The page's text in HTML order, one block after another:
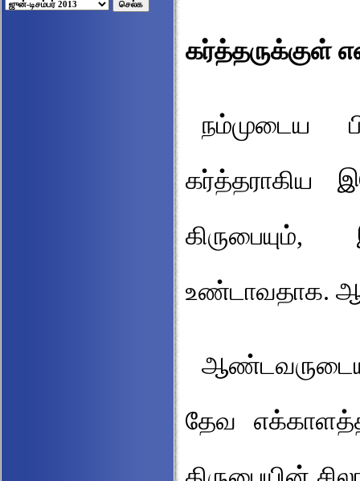
கர்த்தருக்குள்
நம்முடைய
கர்த்தராகிய
உண்டாவதாக.
தேவ